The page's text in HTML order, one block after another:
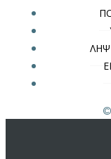
©